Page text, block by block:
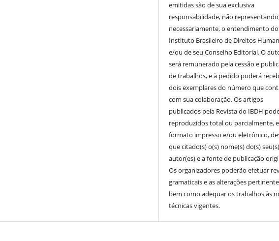
emitidas são de sua exclusiva
responsabilidade, não
necessariamente, o entendimento do
Instituto Brasileiro de Direitos
e/ou de seu Conselho Editorial. O
será remunerado pela cessão e
de trabalhos, e à pedido poderá
dois exemplares do número que
com sua colaboração. Os artigos
publicados pela Revista do IBDH
reproduzidos total ou parcialmente,
formato impresso e/ou eletrônico,
que citado(s) o(s) nome(s) do(s) seu(s)
autor(es) e a fonte de publicação
Os organizadores poderão efetuar
gramaticais e as alterações
bem como adequar os trabalhos às
técnicas vigentes.